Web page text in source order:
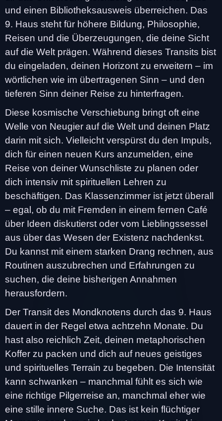
und einen Bibliotheksausweis überreichen. Das
9. Haus steht für höhere Bildung, Philosophie,
Reisen und die Überzeugungen, die deine Sicht
auf die Welt prägen. Während dieses Transits bist
du eingeladen, deinen Horizont zu erweitern – im
wörtlichen wie im übertragenen Sinn – und den
tieferen Sinn deiner Reise zu hinterfragen.
Diese kosmische Verschiebung bringt oft eine
Welle von Neugier auf die Welt und deinen Platz
darin mit sich. Vielleicht verspürst du den Impuls,
dich für einen neuen Kurs anzumelden, eine
Reise von deiner Wunschliste zu planen oder
dich intensiv mit spirituellen Lehren zu
beschäftigen. Das Klassenzimmer ist jetzt überall
– egal, ob du mit Fremden in einem fernen Café
über Ideen diskutierst oder vom Lieblingssessel
aus über das Wesen der Existenz nachdenkst.
Du kannst mit einem starken Drang rechnen, aus
Routinen auszubrechen und Erfahrungen zu
suchen, die deine bisherigen Annahmen
herausfordern.
Der Transit des Mondknotens durch das 9. Haus
dauert in der Regel etwa achtzehn Monate. Du
hast also reichlich Zeit, deinen metaphorischen
Koffer zu packen und dich auf neues geistiges
und spirituelles Terrain zu begeben. Die Intensität
kann schwanken – manchmal fühlt es sich wie
eine richtige Pilgerreise an, manchmal eher wie
eine stille innere Suche. Das ist kein flüchtiger